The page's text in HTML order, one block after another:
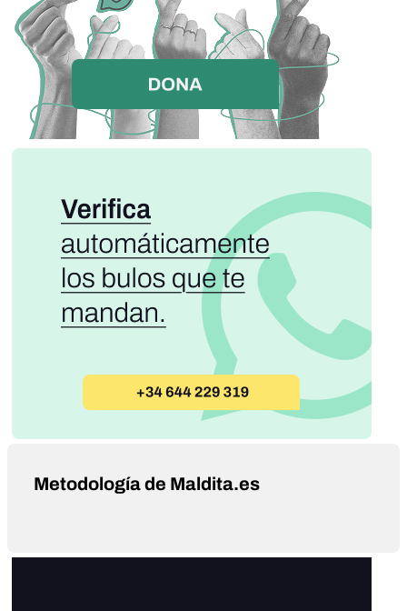
Metodología de Maldita.es